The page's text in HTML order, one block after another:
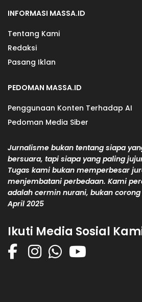
INFORMASI MASSA.ID
Tentang Kami
Redaksi
Pasang Iklan
PEDOMAN MASSA.ID
Penggunaan Konten Terhadap AI
Pedoman Media Siber
Jurnalisme bukan tentang siapa
bersuara, tapi siapa yang paling
Tugas kami bukan memperbesar
menjembatani perbedaan. Kami
adalah cermin nurani, bukan
April 2025
Ikuti Media Sosial